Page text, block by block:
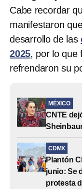
Cabe recordar
manifestaron
desarrollo de las
2025, por lo que
refrendaron su
MÉXICO
CNTE
CDMX
Plantón
junio: Se
protesta